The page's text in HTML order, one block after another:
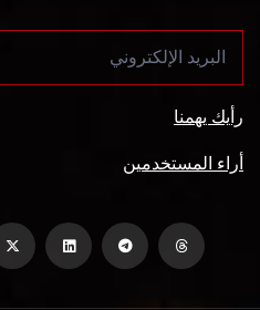
رأيك يهمنا
أراء المستخدمين